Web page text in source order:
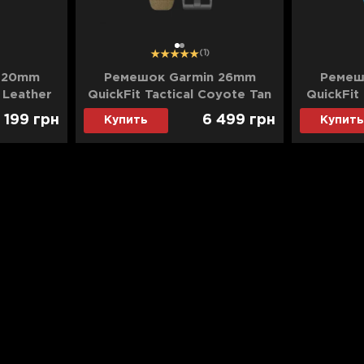
06)
199 грн
12 (1)
Ремешок Garmin 26mm
QuickFit Tactical Coyote Tan
Nylon Band (010-13010-11)
Купить 6 499 грн
QuickFit
Купить